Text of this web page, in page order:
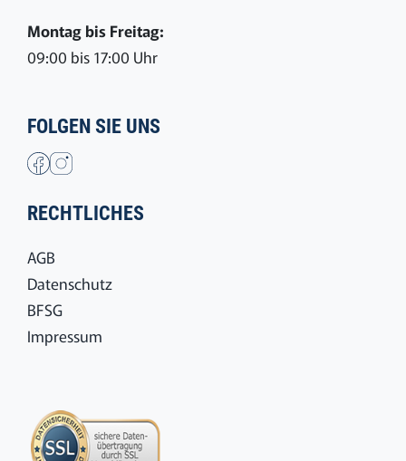
Montag bis Freitag:
09:00 bis 17:00 Uhr
FOLGEN SIE UNS
RECHTLICHES
AGB
Datenschutz
BFSG
Impressum